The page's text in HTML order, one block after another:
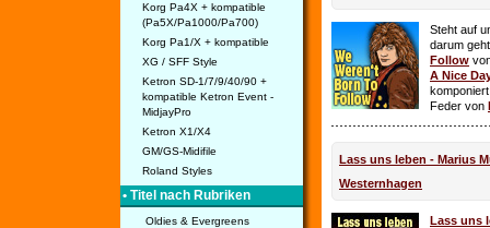
Korg Pa4X + kompatible
(Pa5X/Pa1000/Pa700)
Korg Pa1/X + kompatible
XG / SFF Style
Ketron SD-1/7/9/40/90 +
kompatible Ketron Event -
MidjayPro
Ketron X1/X4
GM/GS-Midifile
Roland Styles
• Titel nach Rubriken
Oldies & Evergreens
Steht auf
darum
Follow
A Nice
Feder von
Lass uns leben - Marius
Westernhagen
Lass uns